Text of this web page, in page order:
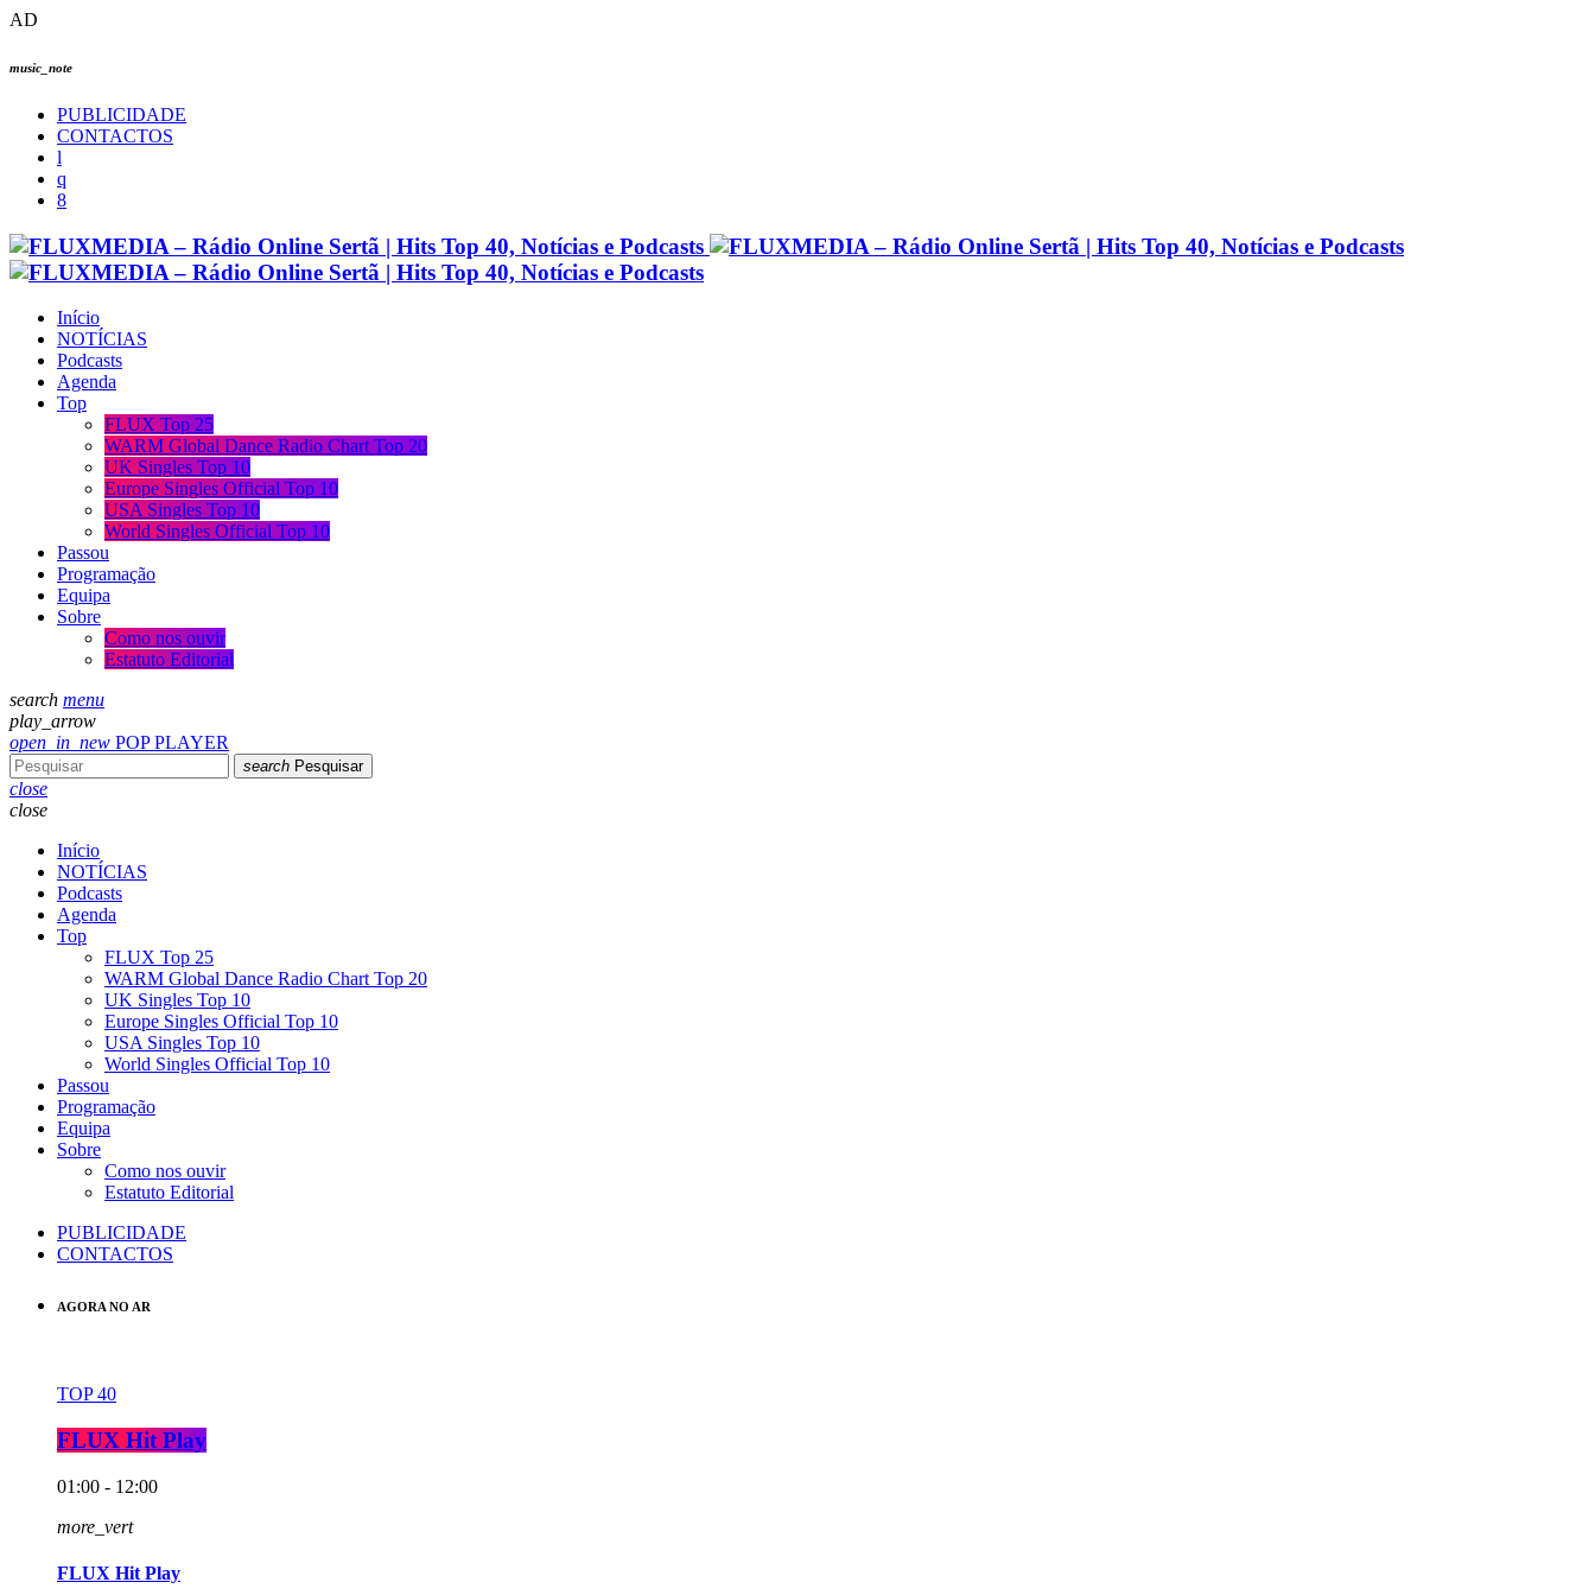
AD
music_note
PUBLICIDADE
CONTACTOS
Início
NOTÍCIAS
Podcasts
Agenda
Top
FLUX Top 25
WARM Global Dance Radio Chart Top 20
UK Singles Top 10
Europe Singles Official Top 10
USA Singles Top 10
World Singles Official Top 10
Passou
Programação
Equipa
Sobre
Como nos ouvir
Estatuto Editorial
search menu
play_arrow
open_in_new POP PLAYER
search Pesquisar
close
close
Início
NOTÍCIAS
Podcasts
Agenda
Top
FLUX Top 25
WARM Global Dance Radio Chart Top 20
UK Singles Top 10
Europe Singles Official Top 10
USA Singles Top 10
World Singles Official Top 10
Passou
Programação
Equipa
Sobre
Como nos ouvir
Estatuto Editorial
PUBLICIDADE
CONTACTOS
AGORA NO AR
TOP 40
FLUX Hit Play
01:00 - 12:00
more_vert
FLUX Hit Play